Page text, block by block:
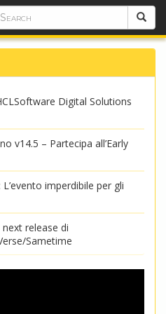
Digital Solutions
v14.5 – Partecipa all’Early
imperdibile per gli
release di
Sametime